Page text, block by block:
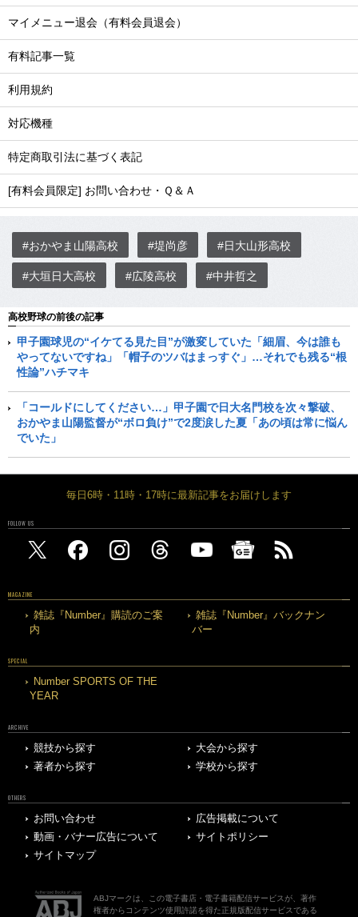
マイメニュー退会（有料会員退会）
有料記事一覧
利用規約
対応機種
特定商取引法に基づく表記
[有料会員限定] お問い合わせ・Ｑ＆Ａ
#おかやま山陽高校 #堤尚彦 #日大山形高校
#大垣日大高校 #広陵高校 #中井哲之
高校野球の前後の記事
甲子園球児の“イケてる見た目”が激変していた「細眉、今は誰も
やってないですね」「帽子のツバはまっすぐ」…それでも残る“根
性論”ハチマキ
「コールドにしてください…」甲子園で日大名門校を次々撃破、
おかやま山陽監督が“ボロ負け”で2度涙した夏「あの頃は常に悩ん
でいた」
毎日6時・11時・17時に最新記事をお届けします
FOLLOW US
MAGAZINE
雑誌『Number』購読のご案
内
雑誌『Number』バックナン
バー
SPECIAL
Number SPORTS OF THE
YEAR
ARCHIVE
競技から探す
大会から探す
著者から探す
学校から探す
OTHERS
お問い合わせ
広告掲載について
動画・バナー広告について
サイトポリシー
サイトマップ
ABJマークは、この電子書店・電子書籍配信サービスが、著作
権者からコンテンツ使用許諾を得た正規版配信サービスである